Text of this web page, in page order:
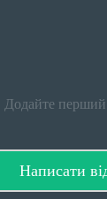
Додайте перший
Написати